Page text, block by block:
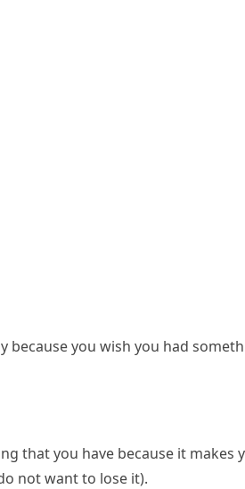
because you wish you had
that you have because it makes
not want to lose it).